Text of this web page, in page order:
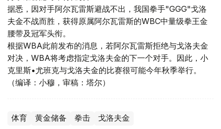
据悉，因对手阿尔瓦雷斯避战不出，我国拳手"GGG"戈洛
夫金不战而胜，获得原属阿尔瓦雷斯的WBC中量级拳王金
腰带及冠军头衔。
根据WBA此前发布的消息，若阿尔瓦雷斯拒绝与戈洛夫金
对决，WBA将考虑指定戈洛夫金的下一个对手。因此，小
克里斯•尤班克与戈洛夫金的比赛很可能今年秋季举行。
（编译：小穆，审稿：塔尔）
体育 黄金储备 拳击 戈洛夫金